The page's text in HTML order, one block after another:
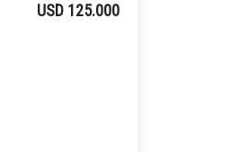
USD 125.000